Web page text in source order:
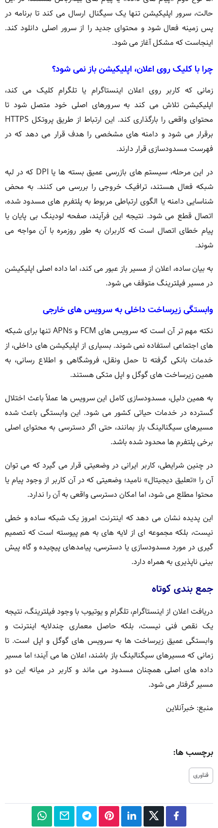
حالت، سرور اپلیکیشن تنها یک سیگنال ارسال می کند تا برنامه در
پس زمینه فعال شود و محتوای جدید را از سرور اصلی دانلود کند.
اینجاست که مشکل آغاز می شود.
چرا با کلیک روی اعلان، اپلیکیشن باز نمی شود؟
زمانی که کاربر روی اعلان اینستاگرام یا تلگرام کلیک می کند،
اپلیکیشن تلاش می کند به سرورهای اصلی خود متصل شود تا
محتوای واقعی را بارگذاری کند. این ارتباط از طریق پروتکل HTTPS
برقرار می شود و دامنه های مشخصی را هدف قرار می دهد که در
فهرست مسدودسازی قرار دارند.
در این مرحله، سیستم های بازرسی عمیق بسته ها یا DPI که در لبه
شبکه فعال هستند، ترافیک خروجی را بررسی می کنند. به محض
شناسایی دامنه یا الگوی ارتباطی مربوط به پلتفرم های مسدود شده،
اتصال قطع می شود. نتیجه این فرآیند، صفحه لودینگ بی پایان یا
پیام خطای اتصال است که کاربران به طور روزمره با آن مواجه می
شوند.
به بیان ساده، اعلان از مسیر باز عبور می کند، اما داده اصلی اپلیکیشن
در مسیر فیلترینگ متوقف می شود.
وابستگی زیرساخت داخلی به سرویس های خارجی
نکته مهم تر آن است که سرویس های FCM و APNs تنها برای شبکه
های اجتماعی استفاده نمی شوند. بسیاری از اپلیکیشن های داخلی، از
خدمات بانکی گرفته تا حمل ونقل، فروشگاهی و اطلاع رسانی، به
همین زیرساخت های گوگل و اپل متکی هستند.
به همین دلیل، مسدودسازی کامل این سرویس ها عملاً باعث اختلال
گسترده در خدمات حیاتی کشور می شود. این وابستگی باعث شده
مسیرهای سیگنالینگ باز بمانند، حتی اگر دسترسی به محتوای اصلی
برخی پلتفرم ها محدود شده باشد.
در چنین شرایطی، کاربر ایرانی در وضعیتی قرار می گیرد که می توان
آن را «تعلیق دیجیتال» نامید؛ وضعیتی که در آن کاربر از وجود پیام یا
محتوا مطلع می شود، اما امکان دسترسی واقعی به آن را ندارد.
این پدیده نشان می دهد که اینترنت امروز یک شبکه ساده و خطی
نیست، بلکه مجموعه ای از لایه های به هم پیوسته است که تصمیم
گیری در مورد مسدودسازی یا دسترسی، پیامدهای پیچیده و گاه پیش
بینی ناپذیری به همراه دارد.
جمع بندی کوتاه
دریافت اعلان از اینستاگرام، تلگرام و یوتیوب با وجود فیلترینگ، نتیجه
یک نقص فنی نیست، بلکه حاصل معماری چندلایه اینترنت و
وابستگی عمیق زیرساخت ها به سرویس های گوگل و اپل است. تا
زمانی که مسیرهای سیگنالینگ باز باشند، اعلان ها می آیند؛ اما مسیر
داده های اصلی همچنان مسدود می ماند و کاربر در میانه این دو
مسیر گرفتار می شود.
منبع: خبرآنلاین
برچسب ها:
فناوری